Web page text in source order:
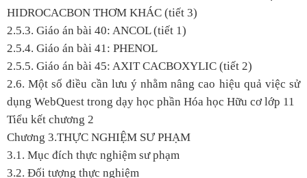
HIDROCACBON THƠM KHÁC (tiết 3)
2.5.3. Giáo án bài 40: ANCOL (tiết 1)
2.5.4. Giáo án bài 41: PHENOL
2.5.5. Giáo án bài 45: AXIT CACBOXYLIC (tiết 2)
2.6. Một số điều cần lưu ý nhằm nâng cao hiệu quả việc sử
dụng WebQuest trong dạy học phần Hóa học Hữu cơ lớp 11
Tiểu kết chương 2
Chương 3.THỰC NGHIỆM SƯ PHẠM
3.1. Mục đích thực nghiệm sư phạm
3.2. Đối tượng thực nghiệm